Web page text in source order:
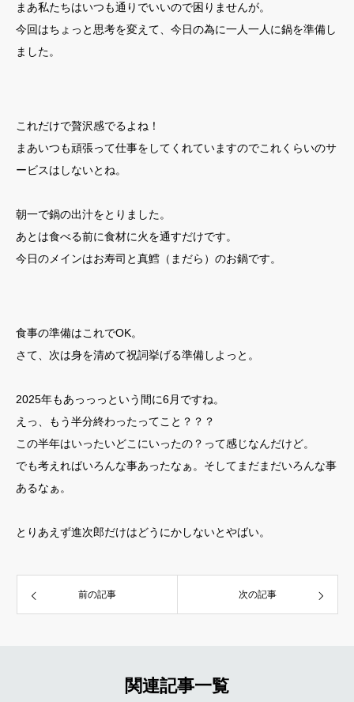
まあ私たちはいつも通りでいいので困りませんが。
今回はちょっと思考を変えて、今日の為に一人一人に鍋を準備し
ました。
これだけで贅沢感でるよね！
まあいつも頑張って仕事をしてくれていますのでこれくらいのサ
ービスはしないとね。
朝一で鍋の出汁をとりました。
あとは食べる前に食材に火を通すだけです。
今日のメインはお寿司と真鱈（まだら）のお鍋です。
食事の準備はこれでOK。
さて、次は身を清めて祝詞挙げる準備しよっと。
2025年もあっっっという間に6月ですね。
えっ、もう半分終わったってこと？？？
この半年はいったいどこにいったの？って感じなんだけど。
でも考えればいろんな事あったなぁ。そしてまだまだいろんな事
あるなぁ。
とりあえず進次郎だけはどうにかしないとやばい。
前の記事 次の記事
関連記事一覧